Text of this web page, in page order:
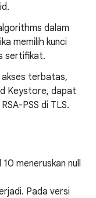
dalam
memilih kunci
sertifikat.
akses terbatas,
Keystore, dapat
PSS di TLS.
meneruskan null
Pada versi